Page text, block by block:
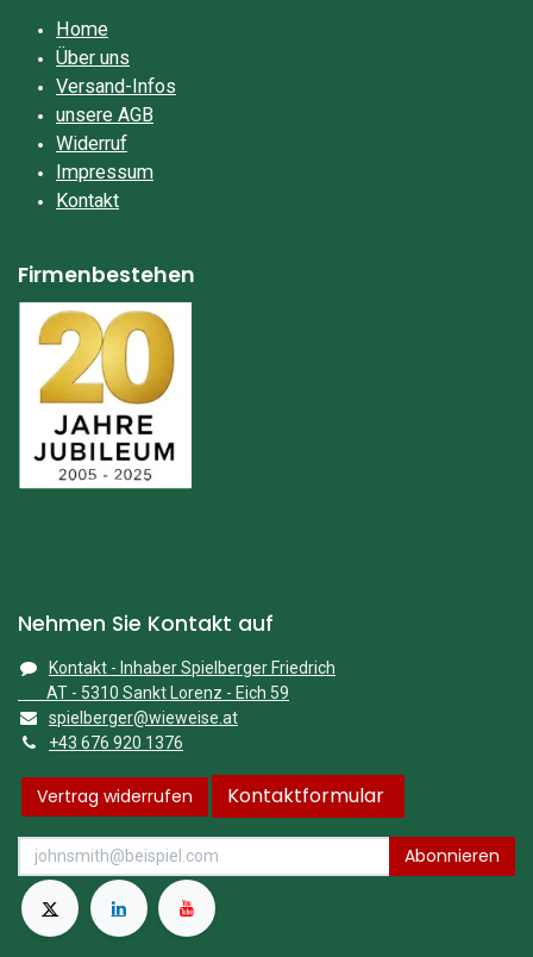
Home
Über uns
Versand-Infos
unsere AGB
Widerruf
Impressum​
Kontakt
Firmenbestehen
Nehmen Sie Kontakt auf
Kontakt - Inhaber Spielberger Friedrich
AT - 5310 Sankt Lorenz - Eich 59
spielberger@wieweise.at
+43 676 920 1376
Vertrag widerrufen Kontaktformular
Abonnieren